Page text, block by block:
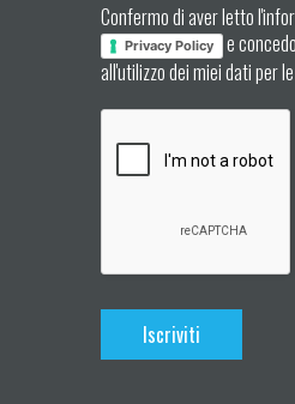
Confermo di aver letto
Privacy Policy
e
all'utilizzo dei miei dati per